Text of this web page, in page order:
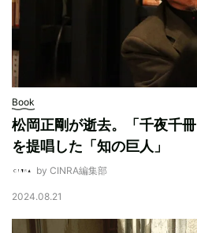
Book
松岡正剛が逝去。「千夜千
を提唱した「知の巨人」
by CINRA編集部
2024.08.21